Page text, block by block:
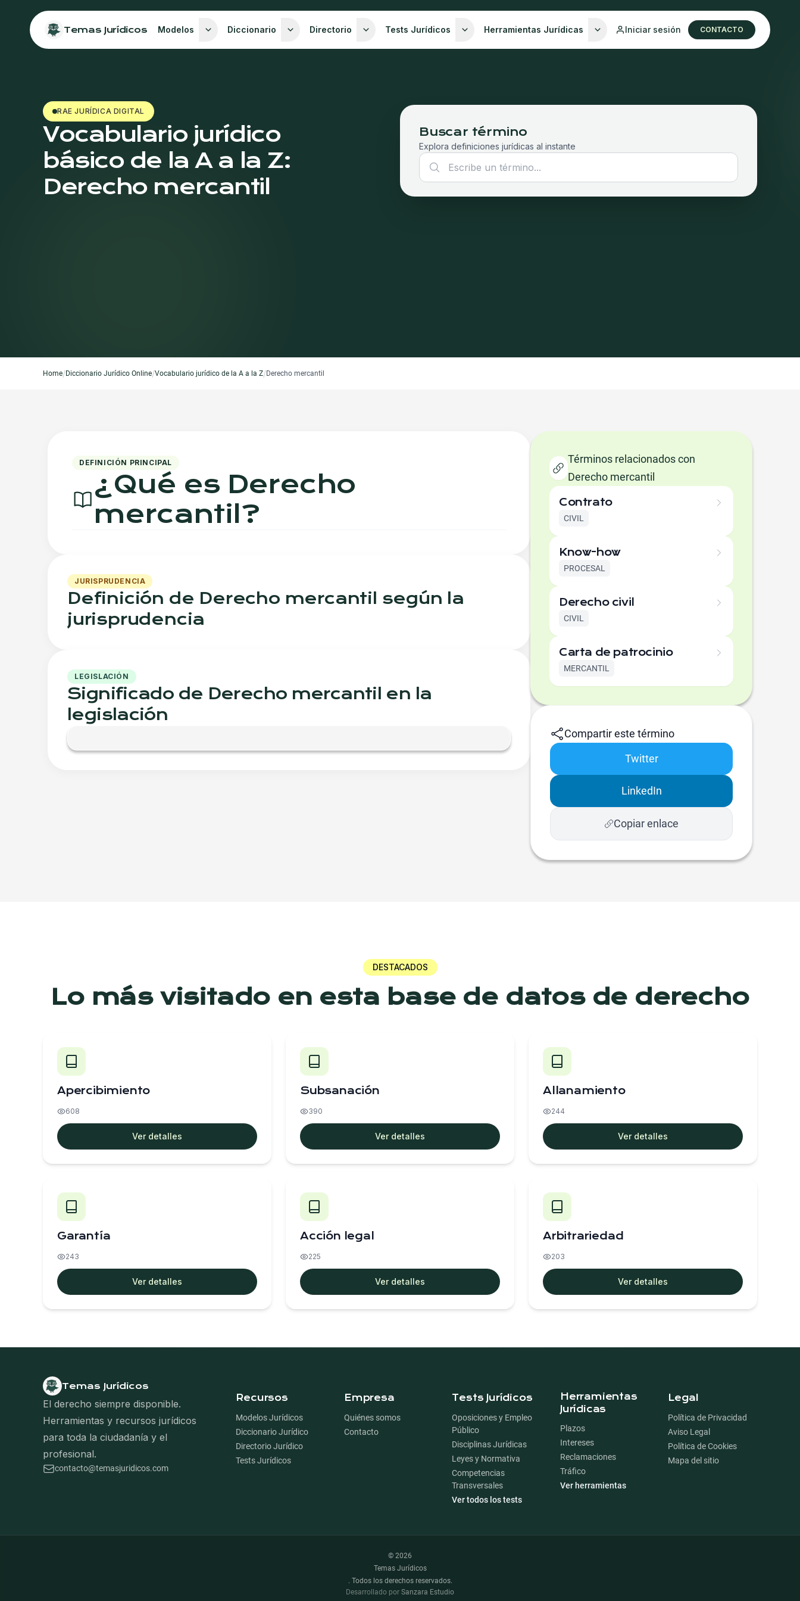
Temas Jurídicos Modelos Diccionario Directorio Tests Jurídicos Herramientas Jurídicas Iniciar sesión CONTACTO
RAE JURÍDICA DIGITAL
Vocabulario jurídico
básico de la A a la Z:
Derecho mercantil
Buscar término
Explora definiciones jurídicas al instante
Home/Diccionario Jurídico Online/Vocabulario jurídico de la A a la Z/Derecho mercantil
DEFINICIÓN PRINCIPAL
¿Qué es Derecho
mercantil ?
JURISPRUDENCIA
Definición de Derecho mercantil según la
jurisprudencia
LEGISLACIÓN
Significado de Derecho mercantil en la
legislación
Términos relacionados con
Derecho mercantil
Contrato
CIVIL
Know-how
PROCESAL
Derecho civil
CIVIL
Carta de patrocinio
MERCANTIL
Compartir este término
Twitter
LinkedIn
Copiar enlace
DESTACADOS
Lo más visitado en esta base de datos de derecho
Apercibimiento
608
Ver detalles
Subsanación
390
Ver detalles
Allanamiento
244
Ver detalles
Garantía
243
Ver detalles
Acción legal
225
Ver detalles
Arbitrariedad
203
Ver detalles
Temas Jurídicos
El derecho siempre disponible.
Herramientas y recursos jurídicos
para toda la ciudadanía y el
profesional.
contacto@temasjuridicos.com
Recursos
Modelos Jurídicos
Diccionario Jurídico
Directorio Jurídico
Tests Jurídicos
Empresa
Quiénes somos
Contacto
Tests Jurídicos
Oposiciones y Empleo
Público
Disciplinas Jurídicas
Leyes y Normativa
Competencias
Transversales
Ver todos los tests
Herramientas
Jurídicas
Plazos
Intereses
Reclamaciones
Tráfico
Ver herramientas
Legal
Política de Privacidad
Aviso Legal
Política de Cookies
Mapa del sitio
© 2026
Temas Jurídicos
. Todos los derechos reservados.
Desarrollado por Sanzara Estudio